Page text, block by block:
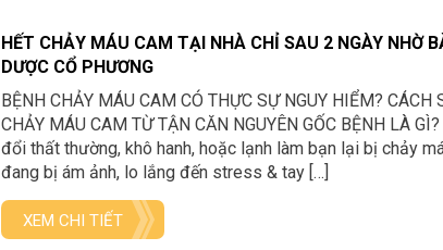
HẾT CHẢY MÁU CAM TẠI NHÀ CHỈ SAU 2 NGÀY NHỜ
DƯỢC CỔ PHƯƠNG
BỆNH CHẢY MÁU CAM CÓ THỰC SỰ NGUY HIỂM? CÁCH
CHẢY MÁU CAM TỪ TẬN CĂN NGUYÊN GỐC BỆNH LÀ
đổi thất thường, khô hanh, hoặc lạnh làm bạn lại bị chảy
đang bị ám ảnh, lo lắng đến stress & tay […]
XEM CHI TIẾT